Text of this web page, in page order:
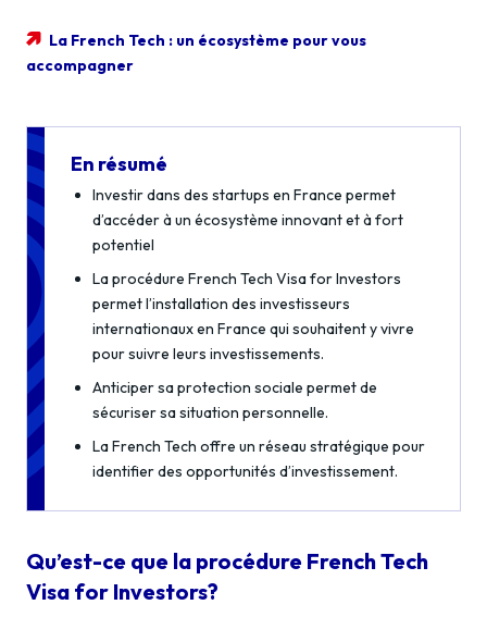
La French Tech : un écosystème pour vous
accompagner
En résumé
Investir dans des startups en France permet
d’accéder à un écosystème innovant et à fort
potentiel
La procédure French Tech Visa for Investors
permet l’installation des investisseurs
internationaux en France qui souhaitent y vivre
pour suivre leurs investissements.
Anticiper sa protection sociale permet de
sécuriser sa situation personnelle.
La French Tech offre un réseau stratégique pour
identifier des opportunités d’investissement.
Qu’est-ce que la procédure French Tech
Visa for Investors?